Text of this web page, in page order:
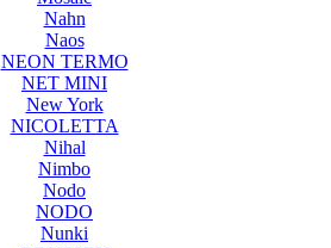
Nahn
Naos
NEON TERMO
NET MINI
New York
NICOLETTA
Nihal
Nimbo
Nodo
NODO
Nunki